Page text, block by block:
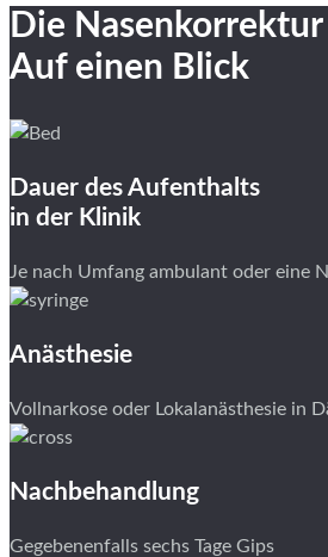
Die
Auf einen Blick
Dauer des Aufenthalts
in der Klinik
Je nach Umfang ambulant oder eine
Anästhesie
Vollnarkose oder Lokalanästhesie in
Nachbehandlung
Gegebenenfalls sechs Tage Gips